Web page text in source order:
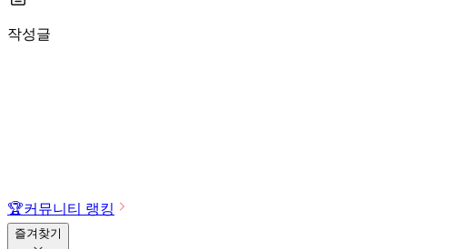
작성글
🏆커뮤니티 랭킹
즐겨찾기